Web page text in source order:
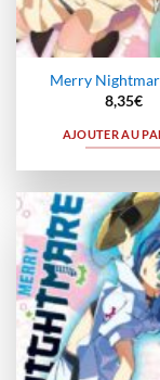
Merry
8,35€
AJOUTER AU